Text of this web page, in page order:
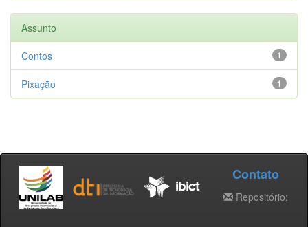
Assunto
1
Contos
1
Pixação
Contato
Repositório: